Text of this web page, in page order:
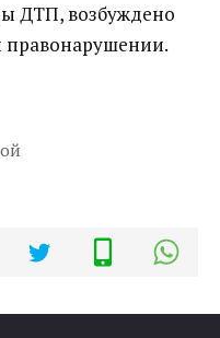
ДТП, возбуждено
правонарушении.